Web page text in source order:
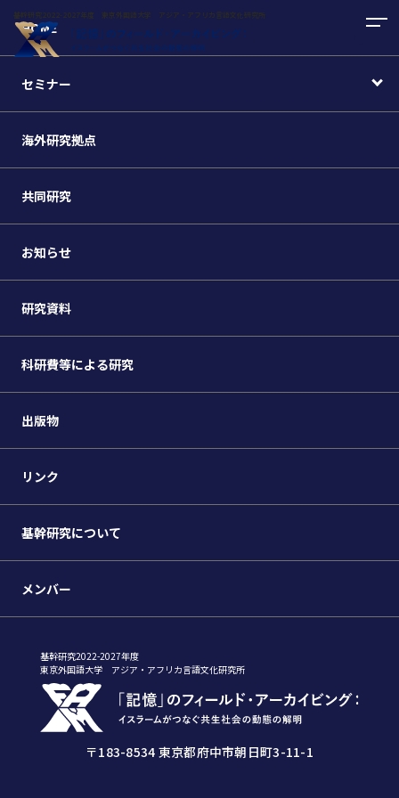
基幹研究2022-2027年度 東京外国語大学 アジア・アフリカ言語文化研究所
HOME
セミナー
海外研究拠点
共同研究
お知らせ
研究資料
科研費等による研究
出版物
リンク
基幹研究について
メンバー
基幹研究2022-2027年度
東京外国語大学 アジア・アフリカ言語文化研究所
〒183-8534 東京都府中市朝日町3-11-1